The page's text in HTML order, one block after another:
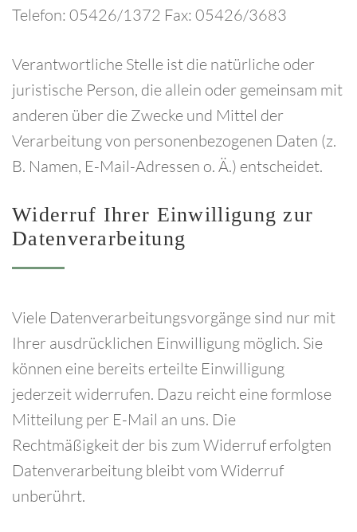
Telefon: 05426/1372 Fax: 05426/3683
Verantwortliche Stelle ist die natürliche oder
juristische Person, die allein oder gemeinsam mit
anderen über die Zwecke und Mittel der
Verarbeitung von personenbezogenen Daten (z.
B. Namen, E-Mail-Adressen o. Ä.) entscheidet.
Widerruf Ihrer Einwilligung zur
Datenverarbeitung
Viele Datenverarbeitungsvorgänge sind nur mit
Ihrer ausdrücklichen Einwilligung möglich. Sie
können eine bereits erteilte Einwilligung
jederzeit widerrufen. Dazu reicht eine formlose
Mitteilung per E-Mail an uns. Die
Rechtmäßigkeit der bis zum Widerruf erfolgten
Datenverarbeitung bleibt vom Widerruf
unberührt.